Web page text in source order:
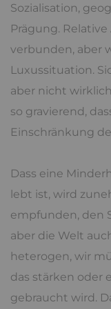
Sozialisation,
Prägung.
verbunden, aber
Luxussituation.
aber nicht
so gravierend,
Einschränkung
Dass eine
lebt ist, wird
empfunden, den
aber die Welt
heterogen, wir
das stärken oder
gebraucht wird.